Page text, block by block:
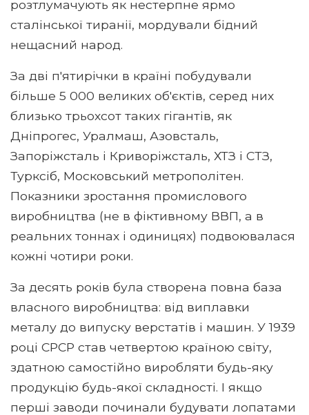
розтлумачують як нестерпне ярмо
сталінської тиранії, мордували бідний
нещасний народ.
За дві п'ятирічки в країні побудували
більше 5 000 великих об'єктів, серед них
близько трьохсот таких гігантів, як
Дніпрогес, Уралмаш, Азовсталь,
Запоріжсталь і Криворіжсталь, ХТЗ і СТЗ,
Турксіб, Московський метрополітен.
Показники зростання промислового
виробництва (не в фіктивному ВВП, а в
реальних тоннах і одиницях) подвоювалася
кожні чотири роки.
За десять років була створена повна база
власного виробництва: від виплавки
металу до випуску верстатів і машин. У 1939
році СРСР став четвертою країною світу,
здатною самостійно виробляти будь-яку
продукцію будь-якої складності. І якщо
перші заводи починали будувати лопатами